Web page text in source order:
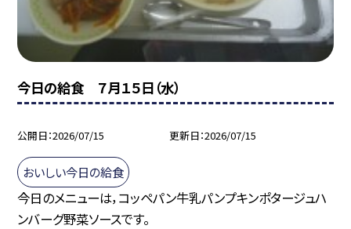
今日の給食 ７月１５日（水）
公開日 2026/07/15 更新日 2026/07/15
おいしい今日の給食
今日のメニューは，コッペパン牛乳パンプキンポタージュハ
ンバーグ野菜ソースです。